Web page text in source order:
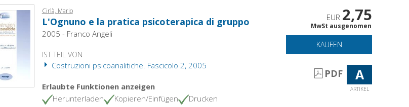
Cirlà, Mario
L'Ognuno e la pratica psicoterapica di gruppo
2005 - Franco Angeli
IST TEIL VON
Costruzioni psicoanalitiche. Fascicolo 2, 2005
Erlaubte Funktionen anzeigen
Herunterladen
Kopieren/Einfügen Drucken
EUR 2,75
MwSt ausgenomen
KAUFEN
PDF A
ARTIKEL